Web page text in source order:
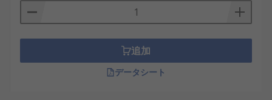
追加
データシート